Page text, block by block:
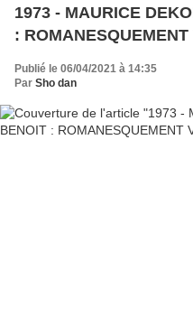
1973 - MAURICE
: ROMANESQUEMENT
Publié le 06/04/2021 à 14:35
Par Sho dan